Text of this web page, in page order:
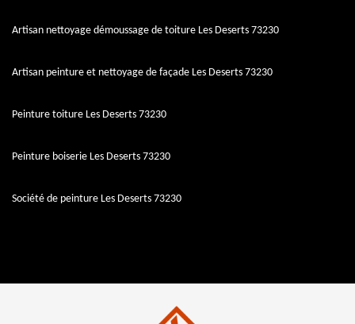
Artisan nettoyage démoussage de toiture Les Deserts 73230
Artisan peinture et nettoyage de façade Les Deserts 73230
Peinture toiture Les Deserts 73230
Peinture boiserie Les Deserts 73230
Société de peinture Les Deserts 73230